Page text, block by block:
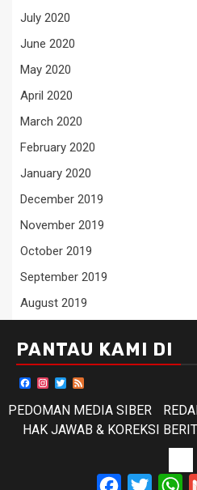
July 2020
June 2020
May 2020
April 2020
March 2020
February 2020
January 2020
December 2019
November 2019
October 2019
September 2019
August 2019
PANTAU KAMI DI
Facebook
Instagram
Twitter
PEDOMAN MEDIA SIBER
HAK JAWAB & KOREKSI
Facebook
Twitter